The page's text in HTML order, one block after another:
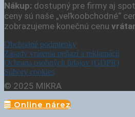
Nákup: dostupný pre firmy aj
ceny sú naše „veľkoobchodné“
zobrazujeme konečnú cenu
Obchodné podmienky
Zásady vrátenia peňazí a reklamácií
Ochrana osobných údajov (GDPR)
Súbory cookies
© 2025 MIKRA
Online nárez